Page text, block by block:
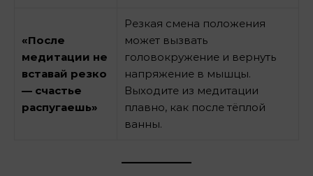
«После
медитации не
вставай резко
— счастье
распугаешь»
Резкая смена положения
может вызвать
головокружение и вернуть
напряжение в мышцы.
Выходите из медитации
плавно, как после тёплой
ванны.